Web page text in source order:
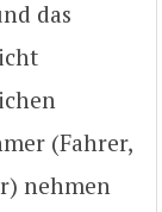
das
(Fahrer,
nehmen